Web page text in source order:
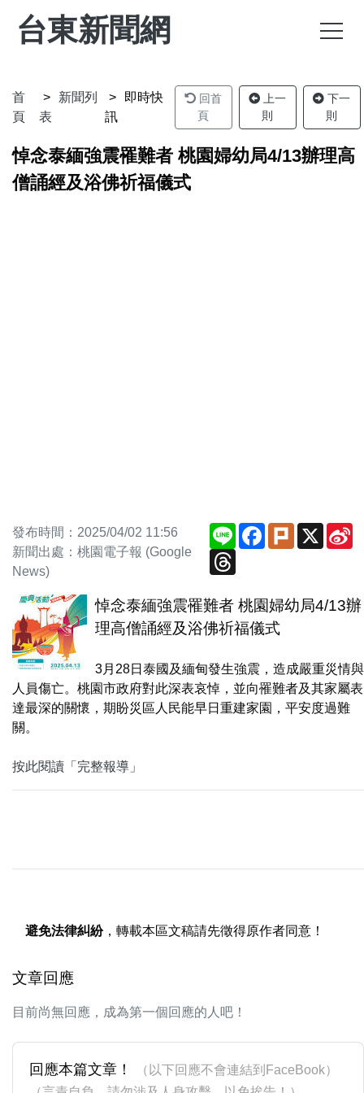
台東新聞網
首
頁
新聞列
表
即時快
訊
回首
頁
上一
則
下一
則
悼念泰緬強震罹難者 桃園婦幼局4/13辦理高
僧誦經及浴佛祈福儀式
發布時間：2025/04/02 11:56
新聞出處：桃園電子報 (Google
News)
Line Facebook
PlurkX
Threads
悼念泰緬強震罹難者 桃園婦幼局4/13辦
理高僧誦經及浴佛祈福儀式
3月28日泰國及緬甸發生強震，造成嚴重災情與
人員傷亡。桃園市政府對此深表哀悼，並向罹難者及其家屬表
達最深的關懷，期盼災區人民能早日重建家園，平安度過難
關。
按此閱讀「完整報導」
避免法律糾紛，轉載本區文稿請先徵得原作者同意！
文章回應
目前尚無回應，成為第一個回應的人吧！
回應本篇文章！
（以下回應不會連結到FaceBook）